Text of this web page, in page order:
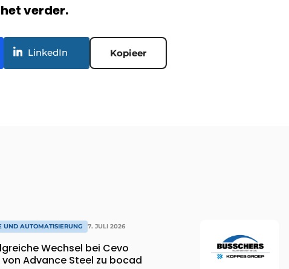
verder.
LinkedIn Kopieer
UND AUTOMATISIERUNG 7. JULI 2026
Wechsel bei Cevo
von Advance Steel zu bocad